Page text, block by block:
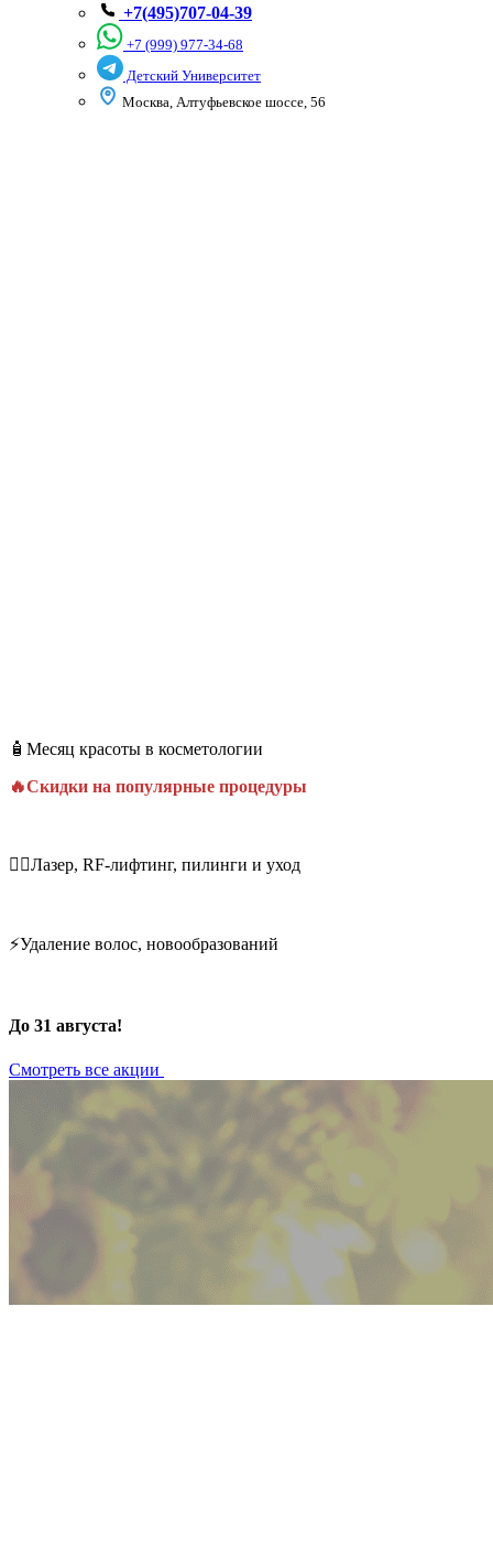
+7(495)707-04-39
+7 (999) 977-34-68
Детский Университет
Москва, Алтуфьевское шоссе, 56
🧴Месяц красоты в косметологии
🔥Скидки на популярные процедуры
💆‍♀️Лазер, RF-лифтинг, пилинги и уход
⚡Удаление волос, новообразований
До 31 августа!
Смотреть все акции